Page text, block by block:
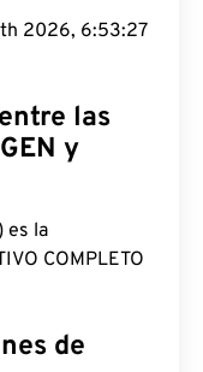
2026, 6:53:28
las
y
es la
COMPLETO
de